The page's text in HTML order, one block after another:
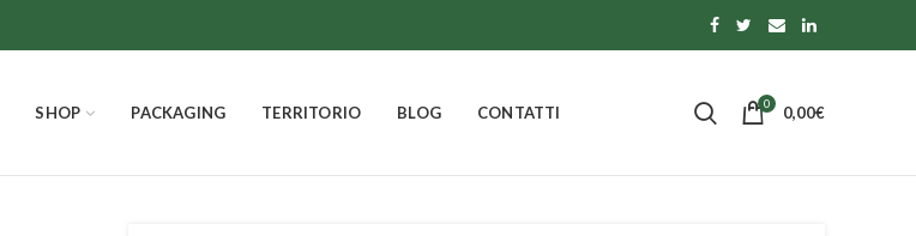
SHOP PACKAGING TERRITORIO BLOG CONTATTI 0 0,00€